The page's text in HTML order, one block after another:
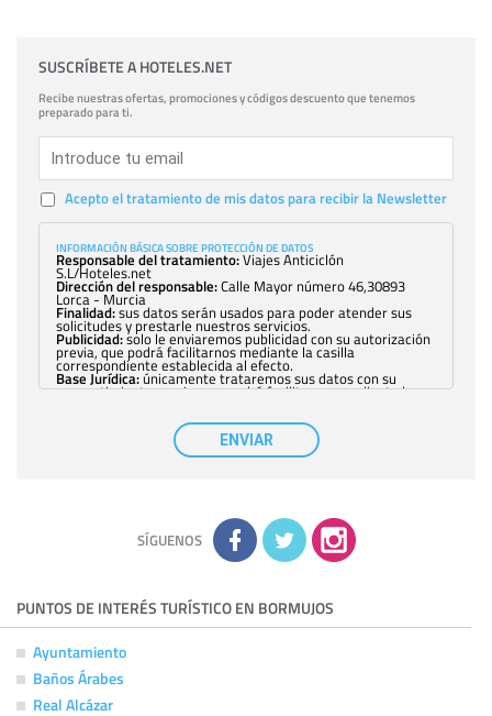
SUSCRÍBETE A HOTELES.NET
Recibe nuestras ofertas, promociones y códigos descuento que tenemos
preparado para ti.
Acepto el tratamiento de mis datos para recibir la Newsletter
INFORMACIÓN BÁSICA SOBRE PROTECCIÓN DE DATOS
Responsable del tratamiento:Viajes Anticiclón
S.L/Hoteles.net
Dirección del responsable:Calle Mayor número 46,30893
Lorca - Murcia
Finalidad:sus datos serán usados para poder atender sus
solicitudes y prestarle nuestros servicios.
Publicidad:solo le enviaremos publicidad con su autorización
previa, que podrá facilitarnos mediante la casilla
correspondiente establecida al efecto.
Base Jurídica:únicamente trataremos sus datos con su
consentimiento previo, que podrá facilitarnos mediante la
con carácter general, sólo el personal de
nuestra entidad que esté debidamente autorizado podrá
tener conocimiento de la información que le pedimos. No se
comunicarán datos a terceros.
adicional y detallada sobre cómo tratamos sus datos en la
política de privacidad
ENVIAR
SÍGUENOS
PUNTOS DE INTERÉS TURÍSTICO EN BORMUJOS
Ayuntamiento
Baños Árabes
Real Alcázar